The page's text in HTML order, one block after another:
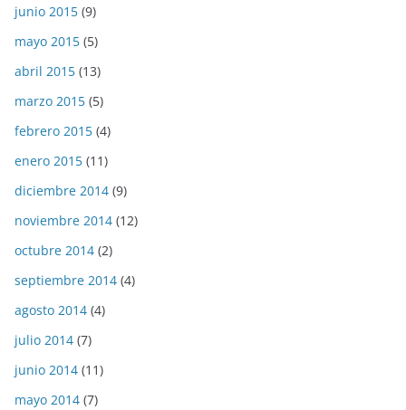
junio 2015 (9)
mayo 2015 (5)
abril 2015 (13)
marzo 2015 (5)
febrero 2015 (4)
enero 2015 (11)
diciembre 2014 (9)
noviembre 2014 (12)
octubre 2014 (2)
septiembre 2014 (4)
agosto 2014 (4)
julio 2014 (7)
junio 2014 (11)
mayo 2014 (7)